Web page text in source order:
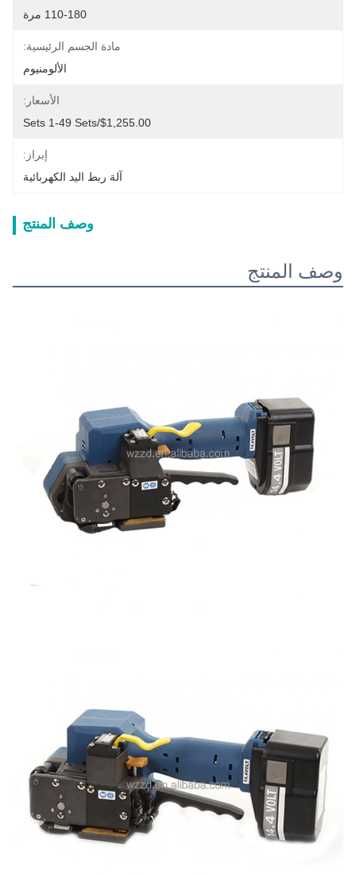
110-180 مرة
مادة الجسم الرئيسية:
الألومنيوم
الأسعار:
$1,255.00/sets 1-49 Sets
إبراز:
آلة ربط اليد الكهربائية
وصف المنتج
وصف المنتج